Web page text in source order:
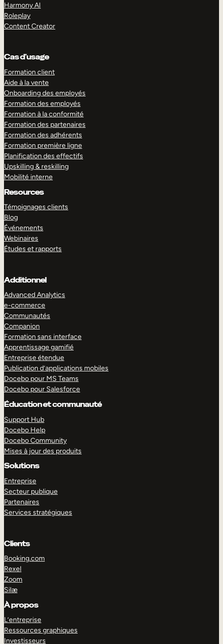
Harmony AI
Roleplay
Content Creator
Cas d’usage
Formation client
Aide à la vente
Onboarding des employés
Formation des employés
Formation à la conformité
Formation des partenaires
Formation des adhérents
Formation première ligne
Planification des effectifs
Upskilling & reskilling
Mobilité interne
Resources
Témoignages clients
Blog
Événements
Webinaires
Études et rapports
Additionnel
Advanced Analytics
e-commerce
Communautés
Companion
Formation sans interface
Apprentissage gamifié
Entreprise étendue
Publication d’applications mobiles
Docebo pour MS Teams
Docebo pour Salesforce
Éducation et communauté
Support Hub
Docebo Help
Docebo Community
Mises à jour des produits
Solutions
Entreprise
Secteur publique
Partenaires
Services stratégiques
Clients
Booking.com
Rexel
Zoom
Silæ
À propos
L’entreprise
Ressources graphiques
Investisseurs